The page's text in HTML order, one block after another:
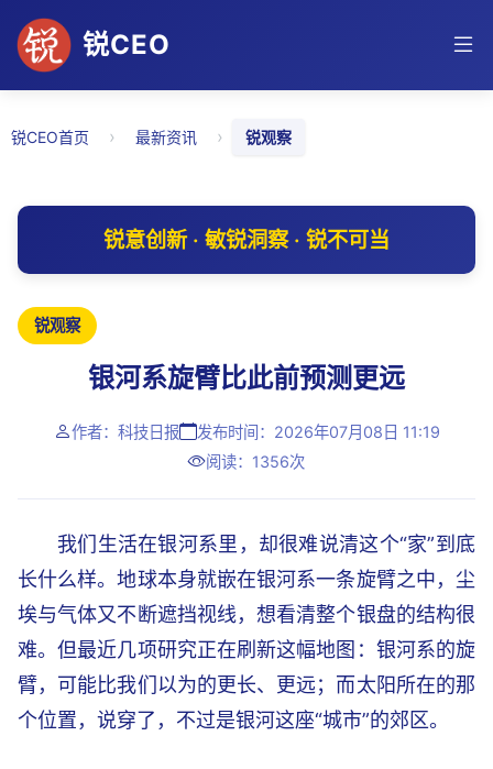
锐CEO
锐CEO首页 › 最新资讯 › 锐观察
锐意创新 · 敏锐洞察 · 锐不可当
锐观察
银河系旋臂比此前预测更远
作者：科技日报
发布时间：2026年07月08日 11:19
阅读：1356次
我们生活在银河系里，却很难说清这个“家”到底
长什么样。地球本身就嵌在银河系一条旋臂之中，尘
埃与气体又不断遮挡视线，想看清整个银盘的结构很
难。但最近几项研究正在刷新这幅地图：银河系的旋
臂，可能比我们以为的更长、更远；而太阳所在的那
个位置，说穿了，不过是银河这座“城市”的郊区。